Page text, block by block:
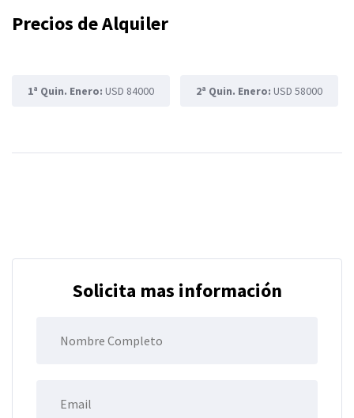
Precios de Alquiler
1ª Quin. Enero: USD 84000 2ª Quin. Enero: USD 58000
Solicita mas información